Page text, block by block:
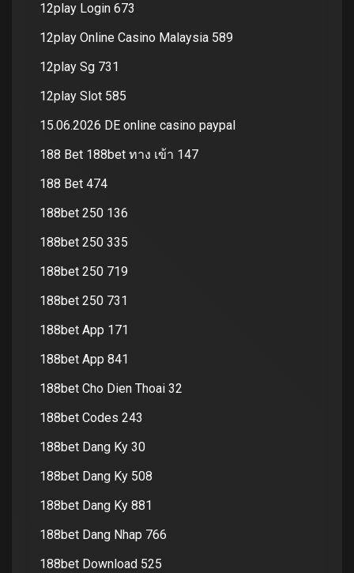
12play Login 673
12play Online Casino Malaysia 589
12play Sg 731
12play Slot 585
15.06.2026 DE online casino paypal
188 Bet 188bet ทาง เข้า 147
188 Bet 474
188bet 250 136
188bet 250 335
188bet 250 719
188bet 250 731
188bet App 171
188bet App 841
188bet Cho Dien Thoai 32
188bet Codes 243
188bet Dang Ky 30
188bet Dang Ky 508
188bet Dang Ky 881
188bet Dang Nhap 766
188bet Download 525